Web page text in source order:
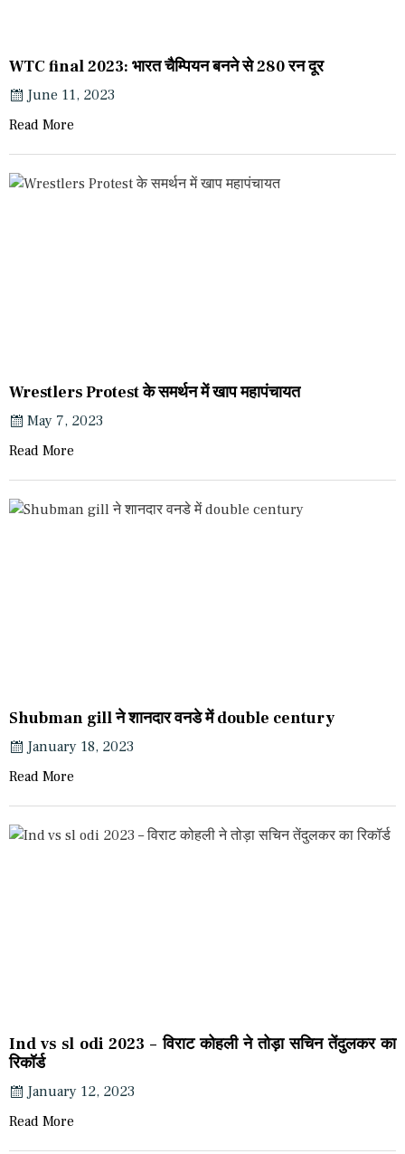
WTC final 2023: भारत चैम्पियन बनने से 280 रन दूर
June 11, 2023
Read More
Wrestlers Protest के समर्थन में खाप महापंचायत
May 7, 2023
Read More
Shubman gill ने शानदार वनडे में double century
January 18, 2023
Read More
Ind vs sl odi 2023 – विराट कोहली ने तोड़ा सचिन तेंदुलकर का
रिकॉर्ड
January 12, 2023
Read More